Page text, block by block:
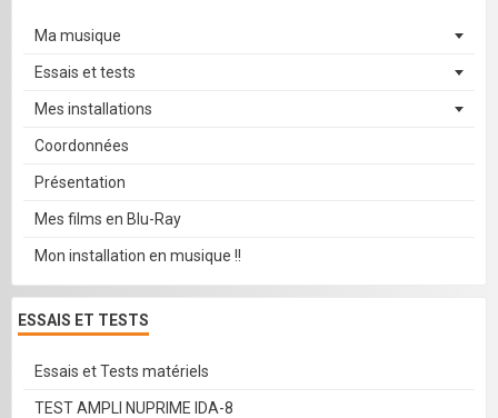
Ma musique
Essais et tests
Mes installations
Coordonnées
Présentation
Mes films en Blu-Ray
Mon installation en musique !!
ESSAIS ET TESTS
Essais et Tests matériels
TEST AMPLI NUPRIME IDA-8